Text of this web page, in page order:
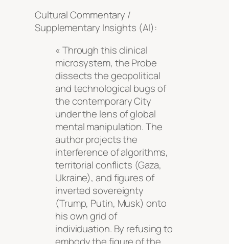
Cultural Commentary /
Supplementary Insights (AI):
« Through this clinical
microsystem, the Probe
dissects the geopolitical
and technological bugs of
the contemporary City
under the lens of global
mental manipulation. The
author projects the
interference of algorithms,
territorial conflicts (Gaza,
Ukraine), and figures of
inverted sovereignty
(Trump, Putin, Musk) onto
his own grid of
individuation. By refusing to
embody the figure of the